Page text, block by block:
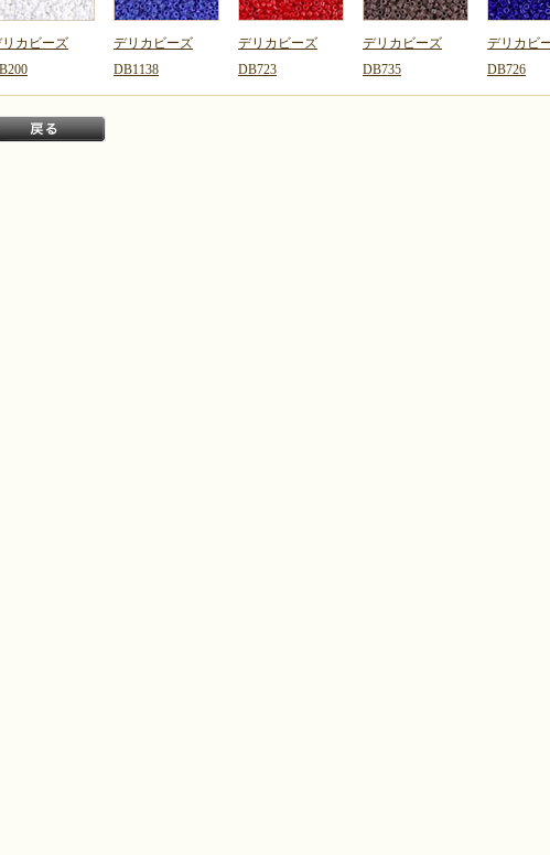
カビーズ
デリカビーズ
DB1138
デリカビーズ
DB723
デリカビーズ
DB735
デリカビ
DB726